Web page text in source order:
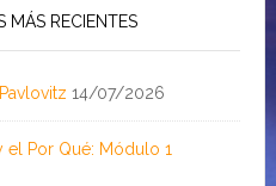
MÁS RECIENTES
14/07/2026
el Por Qué: Módulo 1